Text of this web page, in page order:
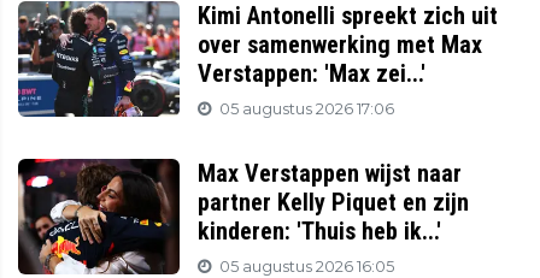
Kimi Antonelli spreekt zich uit
over samenwerking met Max
Verstappen: 'Max zei...'
05 augustus 2026 17:06
Max Verstappen wijst naar
partner Kelly Piquet en zijn
kinderen: 'Thuis heb ik...'
05 augustus 2026 16:05